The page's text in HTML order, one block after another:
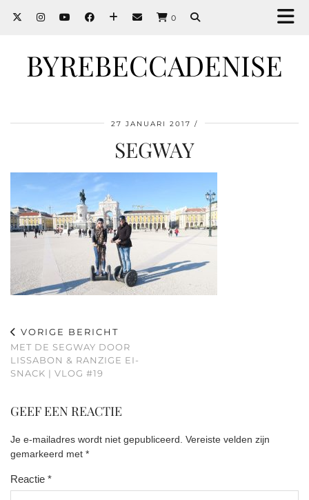
0
BYREBECCADENISE
27 JANUARI 2017
SEGWAY
VORIGE BERICHT
MET DE SEGWAY DOOR
LISSABON & RANZIGE EI-
SNACK | VLOG #19
GEEF EEN REACTIE
Je e-mailadres wordt niet gepubliceerd. Vereiste velden zijn
gemarkeerd met *
Reactie *